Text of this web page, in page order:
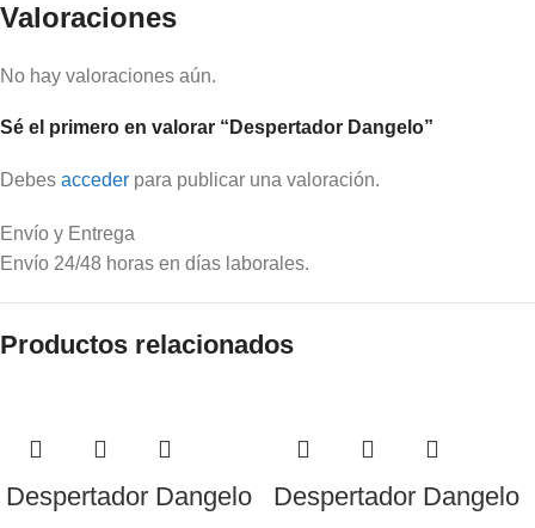
Valoraciones
No hay valoraciones aún.
Sé el primero en valorar “Despertador Dangelo”
Debes acceder para publicar una valoración.
Envío y Entrega
Envío 24/48 horas en días laborales.
Productos relacionados
Despertador Dangelo Despertador Dangelo